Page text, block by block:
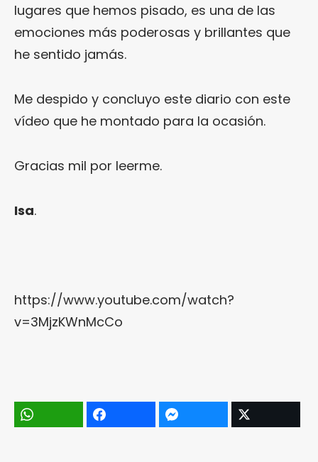
lugares que hemos pisado, es una de las
emociones más poderosas y brillantes que
he sentido jamás.
Me despido y concluyo este diario con este
vídeo que he montado para la ocasión.
Gracias mil por leerme.
Isa.
https://www.youtube.com/watch?
v=3MjzKWnMcCo